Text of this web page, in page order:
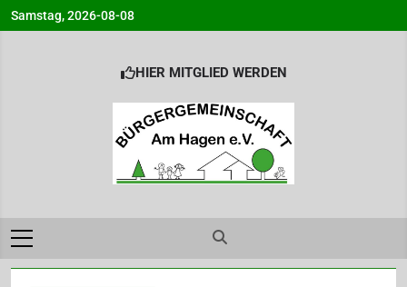
Skip
to
Samstag, 2026-08-08
HIER MITGLIED WERDEN
am Hagen